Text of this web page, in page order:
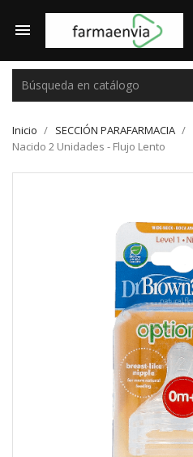

Inicio SECCIÓN PARAFARMACIA
Nacido 2 Unidades - Flujo Lento